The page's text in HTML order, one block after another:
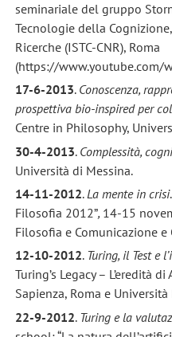
seminariale del gruppo
Tecnologie della
Ricerche (ISTC-CNR), Roma
(https://www.youtube.com/
17-6-2013. Conoscenza,
prospettiva bio-inspired per
Centre in Philosophy,
30-4-2013. Complessità,
Università di Messina.
14-11-2012.La mente in crisi
Filosofia 2012”, 14-15
Filosofia e Comunicazione e
12-10-2012. Turing, il Test e
Turing’s Legacy – L’eredità di
Sapienza, Roma e Università
22-9-2012. Turing e la